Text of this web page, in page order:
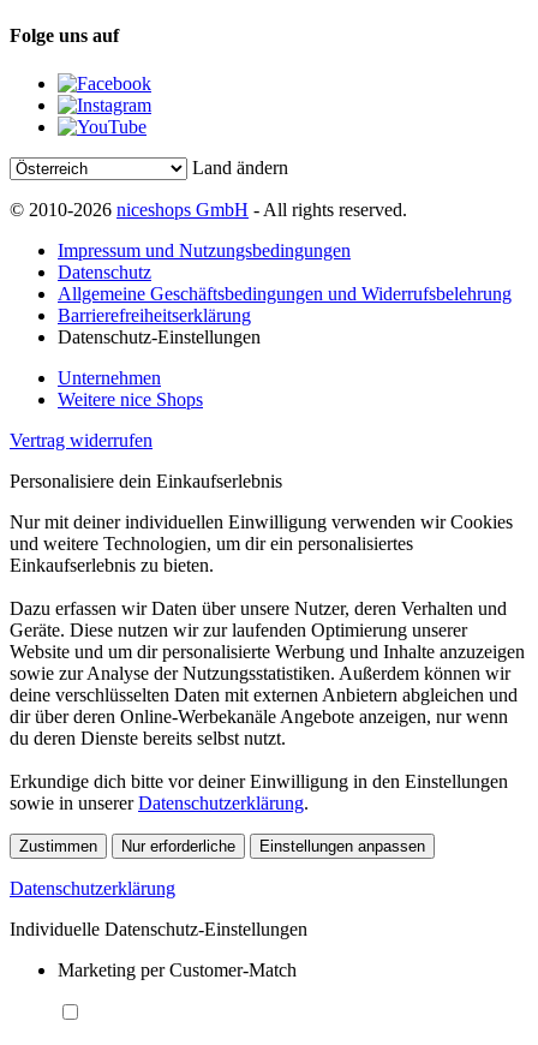
Folge uns auf
Land ändern
© 2010-2026 niceshops GmbH - All rights reserved.
Impressum und Nutzungsbedingungen
Datenschutz
Allgemeine Geschäftsbedingungen und Widerrufsbelehrung
Barrierefreiheitserklärung
Datenschutz-Einstellungen
Unternehmen
Weitere nice Shops
Vertrag widerrufen
Personalisiere dein Einkaufserlebnis
Nur mit deiner individuellen Einwilligung verwenden wir Cookies
und weitere Technologien, um dir ein personalisiertes
Einkaufserlebnis zu bieten.
Dazu erfassen wir Daten über unsere Nutzer, deren Verhalten und
Geräte. Diese nutzen wir zur laufenden Optimierung unserer
Website und um dir personalisierte Werbung und Inhalte anzuzeigen
sowie zur Analyse der Nutzungsstatistiken. Außerdem können wir
deine verschlüsselten Daten mit externen Anbietern abgleichen und
dir über deren Online-Werbekanäle Angebote anzeigen, nur wenn
du deren Dienste bereits selbst nutzt.
Erkundige dich bitte vor deiner Einwilligung in den Einstellungen
sowie in unsererDatenschutzerklärung.
Zustimmen Nur erforderliche Einstellungen anpassen
Datenschutzerklärung
Individuelle Datenschutz-Einstellungen
Marketing per Customer-Match